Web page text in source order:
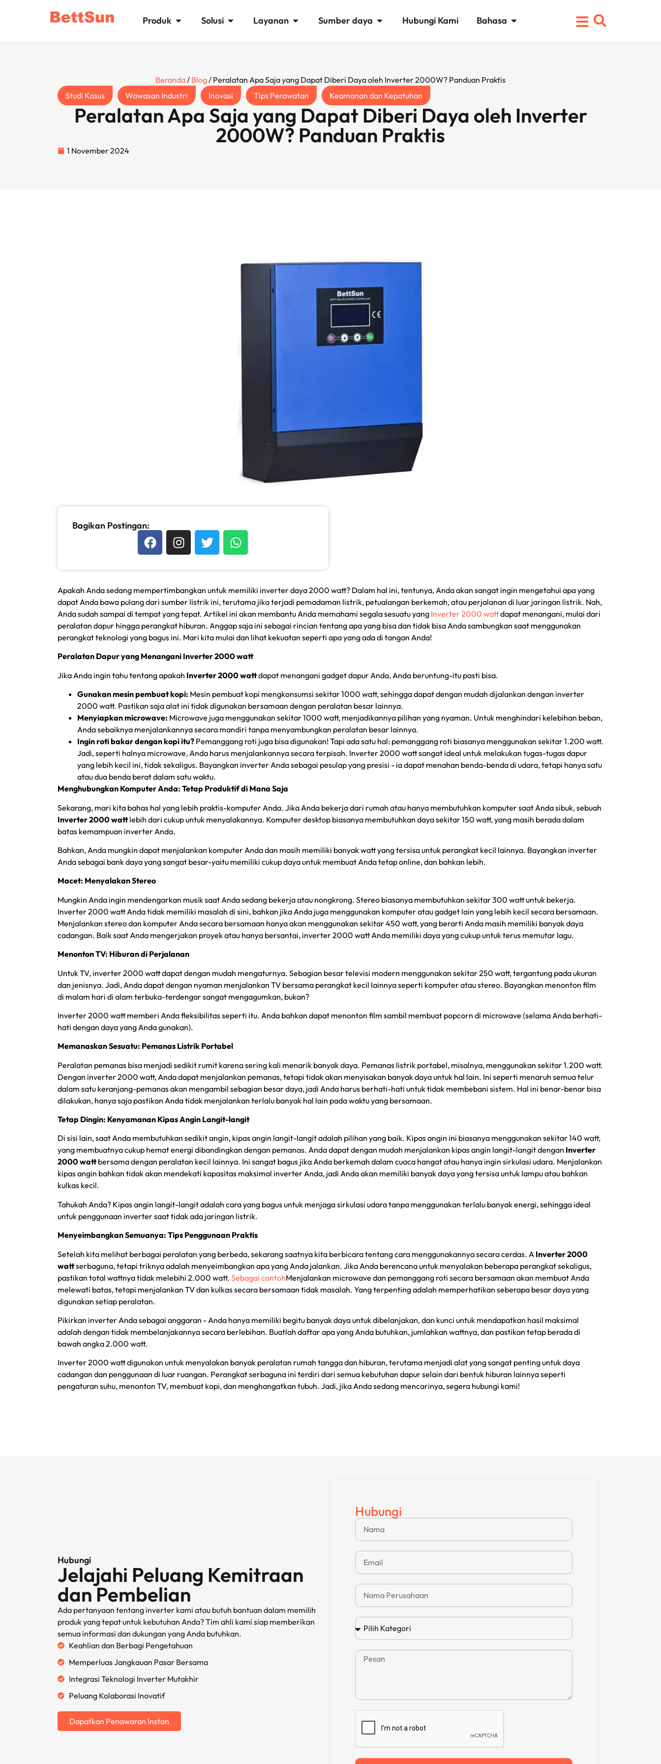
Produk Solusi Layanan Sumber daya Hubungi Kami Bahasa
Beranda/ Blog/ Peralatan Apa Saja yang Dapat Diberi Daya oleh Inverter 2000W? Panduan Praktis
Studi Kasus
Wawasan Industri Inovasi Tips Perawatan Keamanan dan Kepatuhan
Peralatan Apa Saja yang Dapat Diberi Daya oleh Inverter
2000W? Panduan Praktis
1 November 2024
Bagikan Postingan:
Apakah Anda sedang mempertimbangkan untuk memiliki inverter daya 2000 watt? Dalam hal ini, tentunya, Anda akan sangat ingin mengetahui apa yang
dapat Anda bawa pulang dari sumber listrik ini, terutama jika terjadi pemadaman listrik, petualangan berkemah, atau perjalanan di luar jaringan listrik. Nah,
Anda sudah sampai di tempat yang tepat. Artikel ini akan membantu Anda memahami segala sesuatu yang Inverter 2000 wattdapat menangani, mulai dari
peralatan dapur hingga perangkat hiburan. Anggap saja ini sebagai rincian tentang apa yang bisa dan tidak bisa Anda sambungkan saat menggunakan
perangkat teknologi yang bagus ini. Mari kita mulai dan lihat kekuatan seperti apa yang ada di tangan Anda!
Peralatan Dapur yang Menangani Inverter 2000 watt
Jika Anda ingin tahu tentang apakah Inverter 2000 wattdapat menangani gadget dapur Anda, Anda beruntung-itu pasti bisa.
Gunakan mesin pembuat kopi: Mesin pembuat kopi mengkonsumsi sekitar 1000 watt, sehingga dapat dengan mudah dijalankan dengan inverter
2000 watt. Pastikan saja alat ini tidak digunakan bersamaan dengan peralatan besar lainnya.
Menyiapkan microwave: Microwave juga menggunakan sekitar 1000 watt, menjadikannya pilihan yang nyaman. Untuk menghindari kelebihan beban,
Anda sebaiknya menjalankannya secara mandiri tanpa menyambungkan peralatan besar lainnya.
Ingin roti bakar dengan kopi itu? Pemanggang roti juga bisa digunakan! Tapi ada satu hal: pemanggang roti biasanya menggunakan sekitar 1.200 watt.
Jadi, seperti halnya microwave, Anda harus menjalankannya secara terpisah. Inverter 2000 watt sangat ideal untuk melakukan tugas-tugas dapur
yang lebih kecil ini, tidak sekaligus. Bayangkan inverter Anda sebagai pesulap yang presisi - ia dapat menahan benda-benda di udara, tetapi hanya satu
atau dua benda berat dalam satu waktu.
Menghubungkan Komputer Anda: Tetap Produktif di Mana Saja
Sekarang, mari kita bahas hal yang lebih praktis-komputer Anda. Jika Anda bekerja dari rumah atau hanya membutuhkan komputer saat Anda sibuk, sebuah
Inverter 2000 wattlebih dari cukup untuk menyalakannya. Komputer desktop biasanya membutuhkan daya sekitar 150 watt, yang masih berada dalam
batas kemampuan inverter Anda.
Bahkan, Anda mungkin dapat menjalankan komputer Anda dan masih memiliki banyak watt yang tersisa untuk perangkat kecil lainnya. Bayangkan inverter
Anda sebagai bank daya yang sangat besar-yaitu memiliki cukup daya untuk membuat Anda tetap online, dan bahkan lebih.
Macet: Menyalakan Stereo
Mungkin Anda ingin mendengarkan musik saat Anda sedang bekerja atau nongkrong. Stereo biasanya membutuhkan sekitar 300 watt untuk bekerja.
Inverter 2000 watt Anda tidak memiliki masalah di sini, bahkan jika Anda juga menggunakan komputer atau gadget lain yang lebih kecil secara bersamaan.
Menjalankan stereo dan komputer Anda secara bersamaan hanya akan menggunakan sekitar 450 watt, yang berarti Anda masih memiliki banyak daya
cadangan. Baik saat Anda mengerjakan proyek atau hanya bersantai, inverter 2000 watt Anda memiliki daya yang cukup untuk terus memutar lagu.
Menonton TV: Hiburan di Perjalanan
Untuk TV, inverter 2000 watt dapat dengan mudah mengaturnya. Sebagian besar televisi modern menggunakan sekitar 250 watt, tergantung pada ukuran
dan jenisnya. Jadi, Anda dapat dengan nyaman menjalankan TV bersama perangkat kecil lainnya seperti komputer atau stereo. Bayangkan menonton film
di malam hari di alam terbuka-terdengar sangat mengagumkan, bukan?
Inverter 2000 watt memberi Anda fleksibilitas seperti itu. Anda bahkan dapat menonton film sambil membuat popcorn di microwave (selama Anda berhati-
hati dengan daya yang Anda gunakan).
Memanaskan Sesuatu: Pemanas Listrik Portabel
Peralatan pemanas bisa menjadi sedikit rumit karena sering kali menarik banyak daya. Pemanas listrik portabel, misalnya, menggunakan sekitar 1.200 watt.
Dengan inverter 2000 watt, Anda dapat menjalankan pemanas, tetapi tidak akan menyisakan banyak daya untuk hal lain. Ini seperti menaruh semua telur
dalam satu keranjang-pemanas akan mengambil sebagian besar daya, jadi Anda harus berhati-hati untuk tidak membebani sistem. Hal ini benar-benar bisa
dilakukan, hanya saja pastikan Anda tidak menjalankan terlalu banyak hal lain pada waktu yang bersamaan.
Tetap Dingin: Kenyamanan Kipas Angin Langit-langit
Di sisi lain, saat Anda membutuhkan sedikit angin, kipas angin langit-langit adalah pilihan yang baik. Kipas angin ini biasanya menggunakan sekitar 140 watt,
yang membuatnya cukup hemat energi dibandingkan dengan pemanas. Anda dapat dengan mudah menjalankan kipas angin langit-langit dengan Inverter
2000 wattbersama dengan peralatan kecil lainnya. Ini sangat bagus jika Anda berkemah dalam cuaca hangat atau hanya ingin sirkulasi udara. Menjalankan
kipas angin bahkan tidak akan mendekati kapasitas maksimal inverter Anda, jadi Anda akan memiliki banyak daya yang tersisa untuk lampu atau bahkan
kulkas kecil.
Tahukah Anda? Kipas angin langit-langit adalah cara yang bagus untuk menjaga sirkulasi udara tanpa menggunakan terlalu banyak energi, sehingga ideal
untuk penggunaan inverter saat tidak ada jaringan listrik.
Menyeimbangkan Semuanya: Tips Penggunaan Praktis
Setelah kita melihat berbagai peralatan yang berbeda, sekarang saatnya kita berbicara tentang cara menggunakannya secara cerdas. A Inverter 2000
wattserbaguna, tetapi triknya adalah menyeimbangkan apa yang Anda jalankan. Jika Anda berencana untuk menyalakan beberapa perangkat sekaligus,
pastikan total wattnya tidak melebihi 2.000 watt. Sebagai contohMenjalankan microwave dan pemanggang roti secara bersamaan akan membuat Anda
melewati batas, tetapi menjalankan TV dan kulkas secara bersamaan tidak masalah. Yang terpenting adalah memperhatikan seberapa besar daya yang
digunakan setiap peralatan.
Pikirkan inverter Anda sebagai anggaran - Anda hanya memiliki begitu banyak daya untuk dibelanjakan, dan kunci untuk mendapatkan hasil maksimal
adalah dengan tidak membelanjakannya secara berlebihan. Buatlah daftar apa yang Anda butuhkan, jumlahkan wattnya, dan pastikan tetap berada di
bawah angka 2.000 watt.
Inverter 2000 watt digunakan untuk menyalakan banyak peralatan rumah tangga dan hiburan, terutama menjadi alat yang sangat penting untuk daya
cadangan dan penggunaan di luar ruangan. Perangkat serbaguna ini terdiri dari semua kebutuhan dapur selain dari bentuk hiburan lainnya seperti
pengaturan suhu, menonton TV, membuat kopi, dan menghangatkan tubuh. Jadi, jika Anda sedang mencarinya, segera hubungi kami!
Hubungi
Jelajahi Peluang Kemitraan
dan Pembelian
Ada pertanyaan tentang inverter kami atau butuh bantuan dalam memilih
produk yang tepat untuk kebutuhan Anda? Tim ahli kami siap memberikan
semua informasi dan dukungan yang Anda butuhkan.
Keahlian dan Berbagi Pengetahuan
Memperluas Jangkauan Pasar Bersama
Integrasi Teknologi Inverter Mutakhir
Peluang Kolaborasi Inovatif
Dapatkan Penawaran Instan
Hubungi